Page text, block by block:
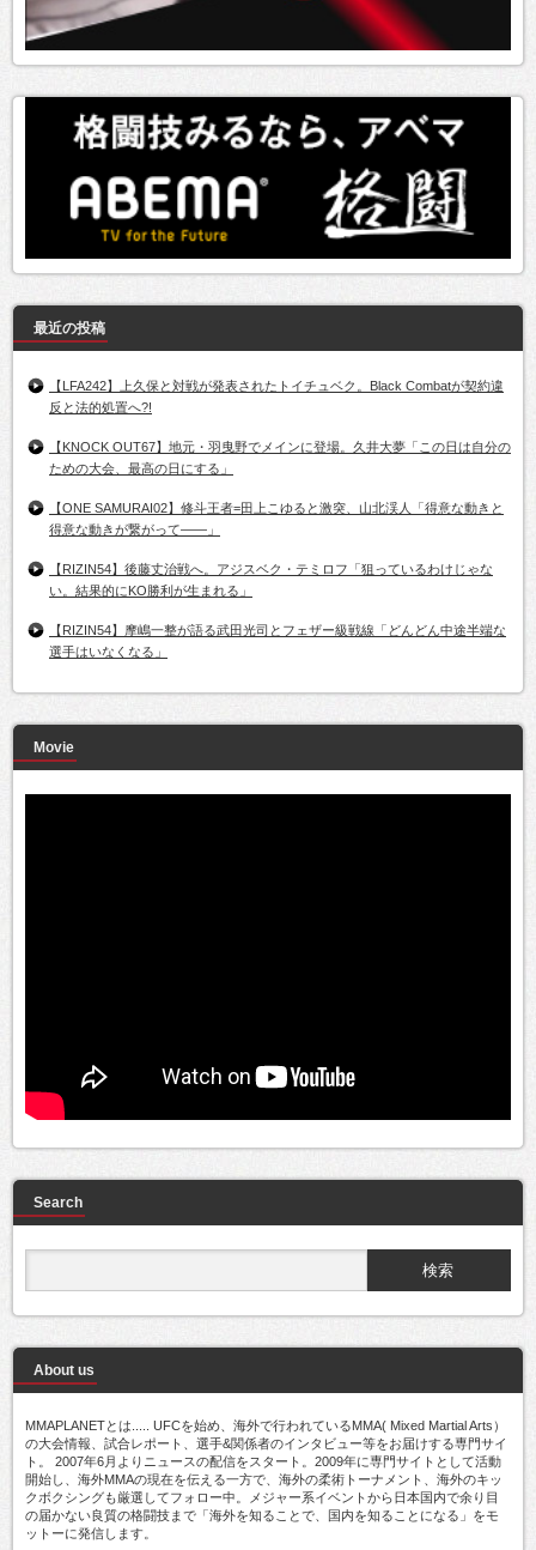
最近の投稿
【LFA242】上久保と対戦が発表されたトイチュベク。Black Combatが契約違
反と法的処置へ?!
【KNOCK OUT67】地元・羽曳野でメインに登場。久井大夢「この日は自分の
ための大会、最高の日にする」
【ONE SAMURAI02】修斗王者=田上こゆると激突、山北渓人「得意な動きと
得意な動きが繋がって――」
【RIZIN54】後藤丈治戦へ。アジスベク・テミロフ「狙っているわけじゃな
い。結果的にKO勝利が生まれる」
【RIZIN54】摩嶋一整が語る武田光司とフェザー級戦線「どんどん中途半端な
選手はいなくなる」
Movie
Search
About us
MMAPLANETとは..... UFCを始め、海外で行われているMMA( Mixed Martial Arts）
の大会情報、試合レポート、選手&関係者のインタビュー等をお届けする専門サイ
ト。 2007年6月よりニュースの配信をスタート。2009年に専門サイトとして活動
開始し、海外MMAの現在を伝える一方で、海外の柔術トーナメント、海外のキッ
クボクシングも厳選してフォロー中。メジャー系イベントから日本国内で余り目
の届かない良質の格闘技まで「海外を知ることで、国内を知ることになる」をモ
ットーに発信します。